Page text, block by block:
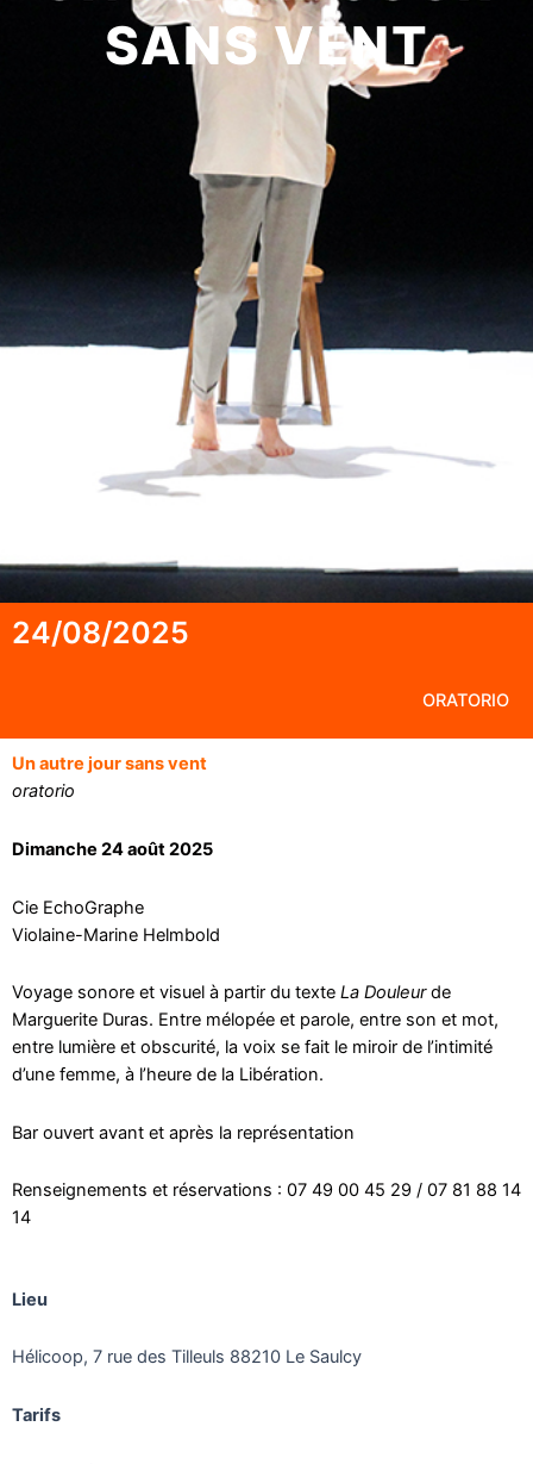
SANS VENT
24/08/2025
ORATORIO
Un autre jour sans vent
oratorio
Dimanche 24 août 2025
Cie EchoGraphe
Violaine-Marine Helmbold
Voyage sonore et visuel à partir du texte La Douleurde
Marguerite Duras. Entre mélopée et parole, entre son et mot,
entre lumière et obscurité, la voix se fait le miroir de l’intimité
d’une femme, à l’heure de la Libération.
Bar ouvert avant et après la représentation
Renseignements et réservations : 07 49 00 45 29 / 07 81 88 14
14
Lieu
Hélicoop, 7 rue des Tilleuls 88210 Le Saulcy
Tarifs